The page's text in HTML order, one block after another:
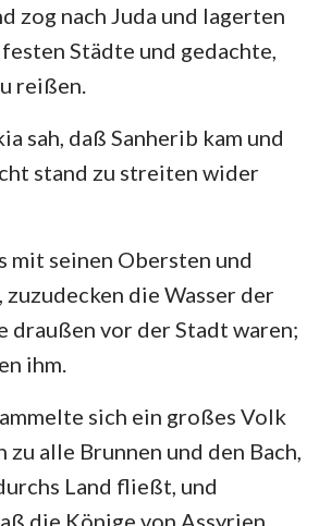
Hesekiel
Hosea
Jona
Nahum
Sacharja
zog nach Juda und lagerten
Städte und gedachte,
reißen.
sah, daß Sanherib kam und
stand zu streiten wider
mit seinen Obersten und
die Wasser der
draußen vor der Stadt waren;
ihm.
sich ein großes Volk
zu alle Brunnen und den Bach,
Land fließt, und
die Könige von Assyrien